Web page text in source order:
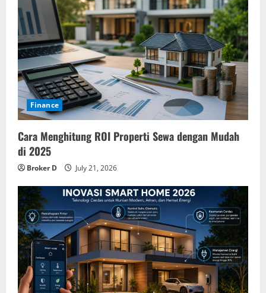
Finance
Cara Menghitung ROI Properti Sewa dengan Mudah
di 2025
Broker D July 21, 2026